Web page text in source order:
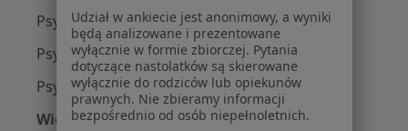
Psycholodzy z Enel-med w Poznaniu
Psycholodzy z NFZ w Poznaniu
Psycholodzy z TELEMEDI w Poznaniu
Więcej (9)
Udział w ankiecie jest anonimowy, a wyniki
będą analizowane i prezentowane
wyłącznie w formie zbiorczej. Pytania
dotyczące nastolatków są skierowane
wyłącznie do rodziców lub opiekunów
prawnych. Nie zbieramy informacji
bezpośrednio od osób niepełnoletnich.